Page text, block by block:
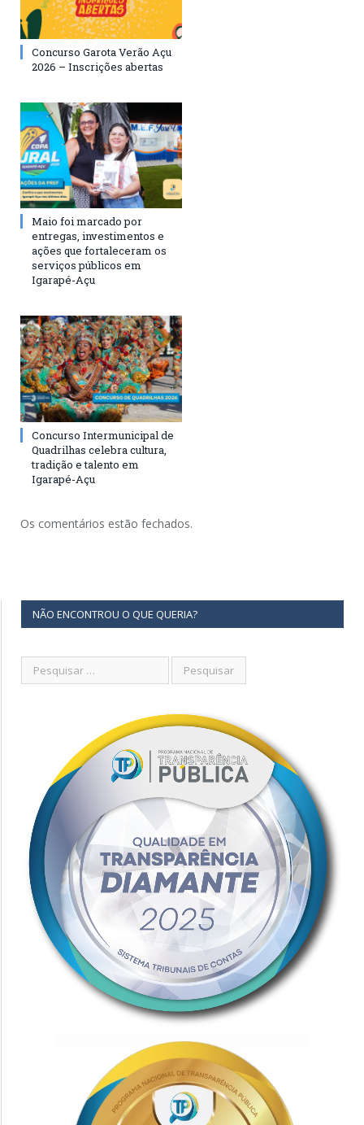
Concurso Garota Verão Açu
2026 – Inscrições abertas
Maio foi marcado por
entregas, investimentos e
ações que fortaleceram os
serviços públicos em
Igarapé-Açu
Concurso Intermunicipal de
Quadrilhas celebra cultura,
tradição e talento em
Igarapé-Açu
Os comentários estão fechados.
NÃO ENCONTROU O QUE QUERIA?